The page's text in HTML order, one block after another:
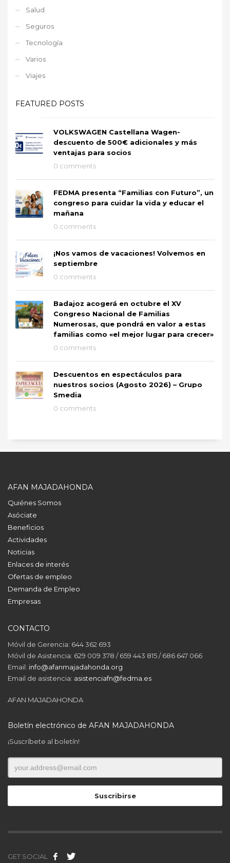
Salud
Seguros
Tecnología
Varios
Viajes
FEATURED POSTS
VOLKSWAGEN Castellana Wagen-
descuento de 500€ adicionales y más
ventajas para socios
0 comments
FEDMA presenta “Familias con Futuro”, un
congreso para cuidar la vida y educar el
mañana
0 comments
¡Nos vamos de vacaciones! Volvemos en
septiembre
0 comments
Badajoz acogerá en octubre el XV
Congreso Nacional de Familias
Numerosas, que pondrá en valor a estas
familias como «el mejor lugar para crecer»
0 comments
Descuentos en espectáculos para
nuestros socios (Agosto 2026) – Grupo
Smedia
0 comments
AFAN MAJADAHONDA
Quiénes Somos
Asóciate
Beneficios
Actividades
Noticias
Enlaces de interés
Ofertas de empleo
Demanda de Empleo
Empresas
CONTACTO
Móvil de Gerencia: 644 362 693
Móvil de Asistencia: 629 009 378 / 659 443 815 / 686 647 066
Email: info@afanmajadahonda.org
Email de asistencia: asistenciafn@fedma.es
AFAN MAJADAHONDA
Boletín electrónico de AFAN MAJADAHONDA
¡Suscríbete al boletín!
GET SOCIAL